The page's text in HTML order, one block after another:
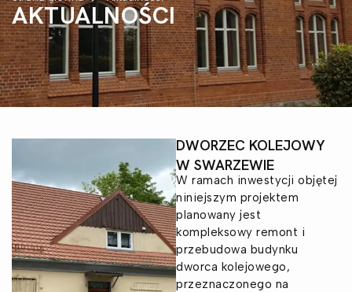
AKTUALNOŚCI
DWORZEC KOLEJOWY
W SWARZEWIE
W ramach inwestycji objętej
niniejszym projektem
planowany jest
kompleksowy remont i
przebudowa budynku
dworca kolejowego,
przeznaczonego na